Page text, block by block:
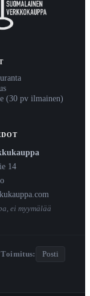
(30 pv ilmainen)
14
ei myymälää
Toimitus:
Posti